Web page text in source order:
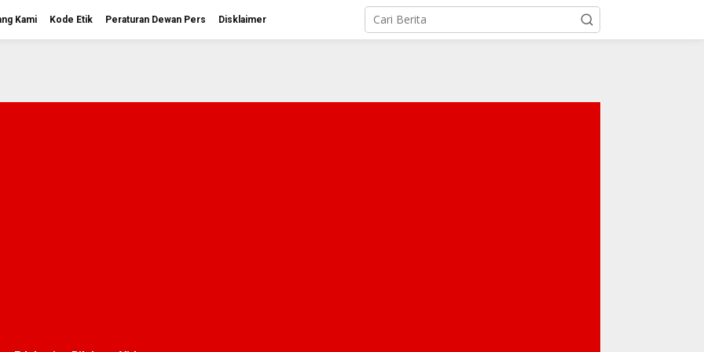
Kami Kode Etik Peraturan Dewan Pers Disklaimer